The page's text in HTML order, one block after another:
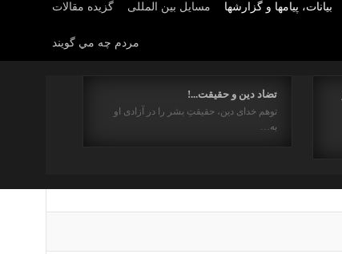
گزیده مقالات مسایل بین المللی بیانات، پیامها و گزارشها
مردم چه مي گويند
تضاد دین و حقیقت...!
توهم خدای دین، حقیقتِ بشر را در آزادی او
به…